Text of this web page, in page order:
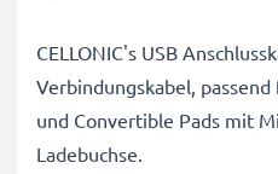
CELLONIC's USB
Verbindungskabel,
und Convertible Pads mit
Ladebuchse.